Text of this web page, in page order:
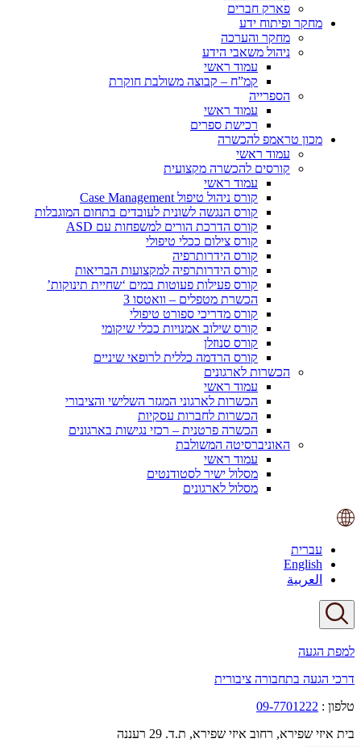
פארק חברים
מחקר ופיתוח ידע
מחקר והערכה
ניהול משאבי הידע
עמוד ראשי
קמ”ח – קבוצה משולבת חוקרת
הספרייה
עמוד ראשי
רכישת ספרים
מכון טראמפ להכשרה
עמוד ראשי
קורסים להכשרה מקצועית
עמוד ראשי
קורס ניהול טיפול Case Management
קורס הנגשה לשונית לעובדים בתחום המוגבלות
קורס הדרכת הורים למשפחות עם ASD
קורס צילום ככלי טיפולי
קורס הידרותרפיה
קורס הידרותרפיה למקצועות הבריאות
קורס פעילות פעוטות במים ‘שחיית תינוקות’
הכשרת מטפלים – וואטסו 3
קורס מדריכי ספורט טיפולי
קורס שילוב אמנויות ככלי שיקומי
קורס סנוזלן
קורס הרדמה כללית לרופאי שיניים
הכשרות לארגונים
עמוד ראשי
הכשרות לארגוני המגזר השלישי והציבורי
הכשרות לחברות עסקיות
הכשרה פרטנית – רכזי נגישות בארגונים
האוניברסיטה המשולבת
עמוד ראשי
מסלול ישיר לסטודנטים
מסלול לארגונים
עברית
English
العربية
למפת הגעה
דרכי הגעה בתחבורה ציבורית
טלפון : 09-7701222
בית איזי שפירא, רחוב איזי שפירא, ת.ד. 29 רעננה